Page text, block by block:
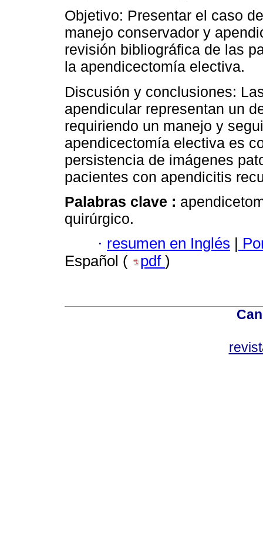
Objetivo: Presentar el caso
manejo conservador y
revisión bibliográfica de las
la apendicectomía electiva.
Discusión y conclusiones:
apendicular representan un
requiriendo un manejo y
apendicectomía electiva es
persistencia de imágenes
pacientes con apendicitis
Palabras clave :
quirúrgico.
· resumen en Inglés
Español (
pdf )